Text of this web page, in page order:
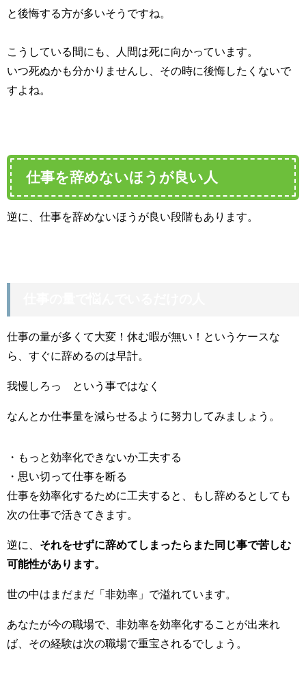
と後悔する方が多いそうですね。
こうしている間にも、人間は死に向かっています。
いつ死ぬかも分かりませんし、その時に後悔したくないで
すよね。
仕事を辞めないほうが良い人
逆に、仕事を辞めないほうが良い段階もあります。
仕事の量が多くて大変！休む暇が無い！というケースな
ら、すぐに辞めるのは早計。
我慢しろっ という事ではなく
なんとか仕事量を減らせるように努力してみましょう。
・もっと効率化できないか工夫する
・思い切って仕事を断る
仕事を効率化するために工夫すると、もし辞めるとしても
次の仕事で活きてきます。
逆に、 それをせずに辞めてしまったらまた同じ事で苦しむ
可能性があります。
世の中はまだまだ「非効率」で溢れています。
あなたが今の職場で、 非効率を効率化することが出来れ
ば、その経験は次の職場で重宝されるでしょう。